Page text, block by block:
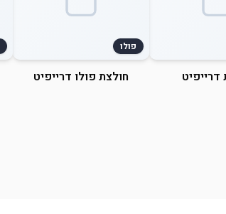
דרייפיט
פולו
חולצת פולו דרייפיט